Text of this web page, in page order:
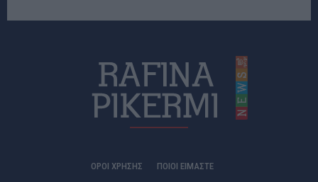
ΟΡΟΙ ΧΡΗΣΗΣ
ΠΟΙΟΊ ΕΊΜΑΣΤΕ